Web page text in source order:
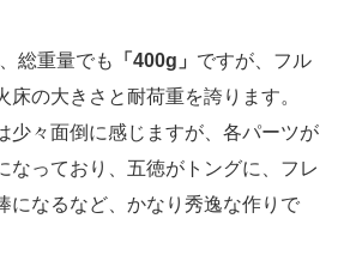
、総重量でも 「400g」 ですが、フル
床の大きさと耐荷重を誇ります。
少々面倒に感じますが、各パーツが
なっており、五徳がトングに、フレ
になるなど、かなり秀逸な作りで